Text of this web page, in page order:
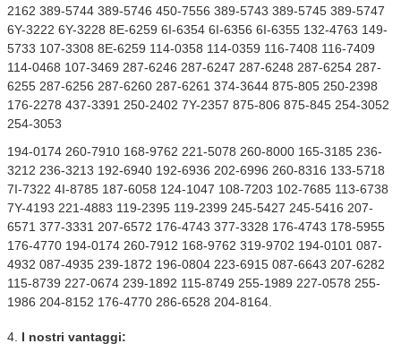
2162 389-5744 389-5746 450-7556 389-5743 389-5745 389-5747
6Y-3222 6Y-3228 8E-6259 6I-6354 6I-6356 6I-6355 132-4763 149-
5733 107-3308 8E-6259 114-0358 114-0359 116-7408 116-7409
114-0468 107-3469 287-6246 287-6247 287-6248 287-6254 287-
6255 287-6256 287-6260 287-6261 374-3644 875-805 250-2398
176-2278 437-3391 250-2402 7Y-2357 875-806 875-845 254-3052
254-3053
194-0174 260-7910 168-9762 221-5078 260-8000 165-3185 236-
3212 236-3213 192-6940 192-6936 202-6996 260-8316 133-5718
7I-7322 4I-8785 187-6058 124-1047 108-7203 102-7685 113-6738
7Y-4193 221-4883 119-2395 119-2399 245-5427 245-5416 207-
6571 377-3331 207-6572 176-4743 377-3328 176-4743 178-5955
176-4770 194-0174 260-7912 168-9762 319-9702 194-0101 087-
4932 087-4935 239-1872 196-0804 223-6915 087-6643 207-6282
115-8739 227-0674 239-1892 115-8749 255-1989 227-0578 255-
1986 204-8152 176-4770 286-6528 204-8164.
4. I nostri vantaggi: